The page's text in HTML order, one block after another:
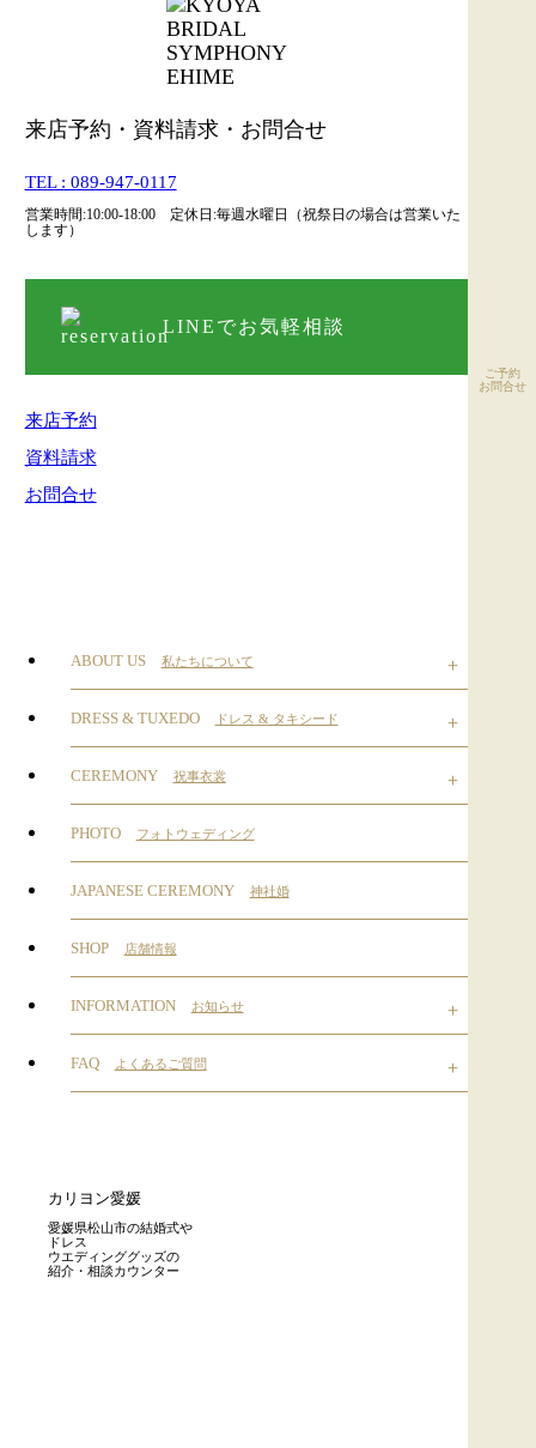
ご予約
お問合せ
来店予約・資料請求・お問合せ
TEL : 089-947-0117
営業時間:10:00-18:00 定休日:毎週水曜日（祝祭日の場合は営業いた
します）
LINEでお気軽相談
来店予約
資料請求
お問合せ
ABOUT US 私たちについて
DRESS & TUXEDO ドレス & タキシード
CEREMONY 祝事衣裳
PHOTO フォトウェディング
JAPANESE CEREMONY 神社婚
SHOP 店舗情報
INFORMATION お知らせ
FAQ よくあるご質問
カリヨン愛媛
愛媛県松山市の結婚式や
ドレス
ウエディンググッズの
紹介・相談カウンター